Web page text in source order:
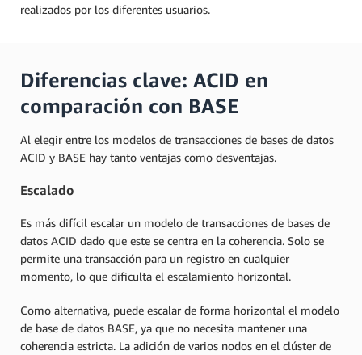
realizados por los diferentes usuarios.
Diferencias clave: ACID en
comparación con BASE
Al elegir entre los modelos de transacciones de bases de datos
ACID y BASE hay tanto ventajas como desventajas.
Escalado
Es más difícil escalar un modelo de transacciones de bases de
datos ACID dado que este se centra en la coherencia. Solo se
permite una transacción para un registro en cualquier
momento, lo que dificulta el escalamiento horizontal.
Como alternativa, puede escalar de forma horizontal el modelo
de base de datos BASE, ya que no necesita mantener una
coherencia estricta. La adición de varios nodos en el clúster de